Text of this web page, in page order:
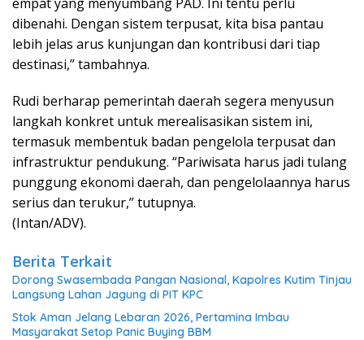
dibenahi. Dengan sistem terpusat, kita bisa pantau
lebih jelas arus kunjungan dan kontribusi dari tiap
destinasi,” tambahnya.
Rudi berharap pemerintah daerah segera menyusun
langkah konkret untuk merealisasikan sistem ini,
termasuk membentuk badan pengelola terpusat dan
infrastruktur pendukung. “Pariwisata harus jadi tulang
punggung ekonomi daerah, dan pengelolaannya harus
serius dan terukur,” tutupnya.
(Intan/ADV).
Berita Terkait
Dorong Swasembada Pangan Nasional, Kapolres Kutim Tinjau
Langsung Lahan Jagung di PIT KPC
Stok Aman Jelang Lebaran 2026, Pertamina Imbau
Masyarakat Setop Panic Buying BBM